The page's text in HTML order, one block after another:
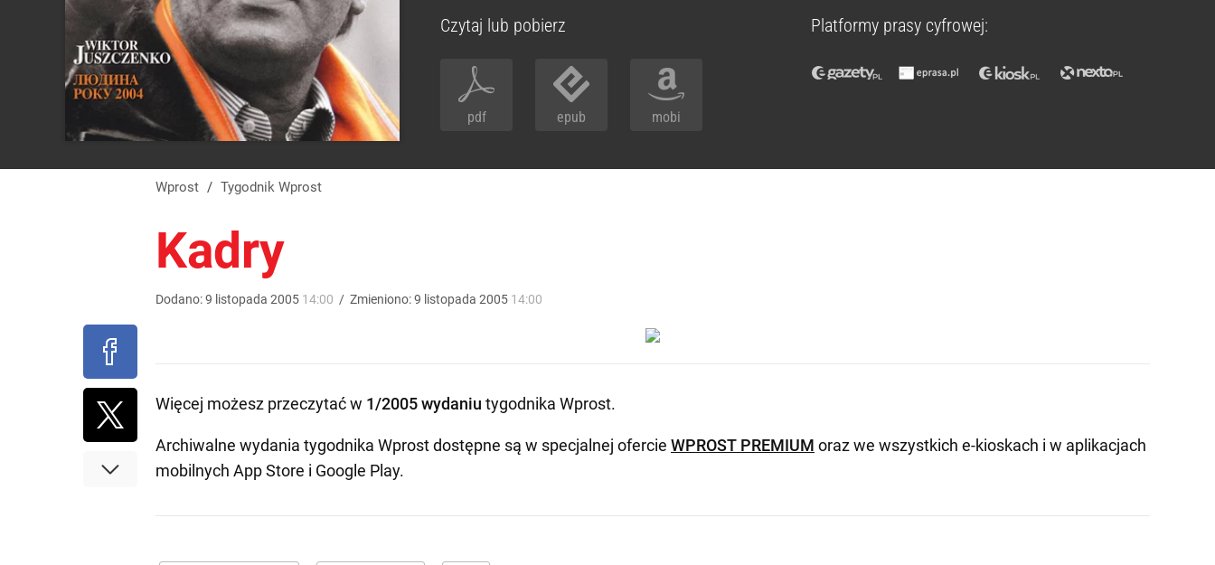
Czytaj lub pobierz
pdf epub mobi
Platformy prasy cyfrowej:
Wprost / Tygodnik Wprost
Kadry
Dodano:9 listopada 2005 14:00 / Zmieniono:9 listopada 2005 14:00
Więcej możesz przeczytać w 1/2005 wydaniu tygodnika Wprost.
Archiwalne wydania tygodnika Wprost dostępne są w specjalnej ofercie WPROST PREMIUM oraz we wszystkich e-kioskach i w aplikacjach
mobilnych App Store i Google Play.